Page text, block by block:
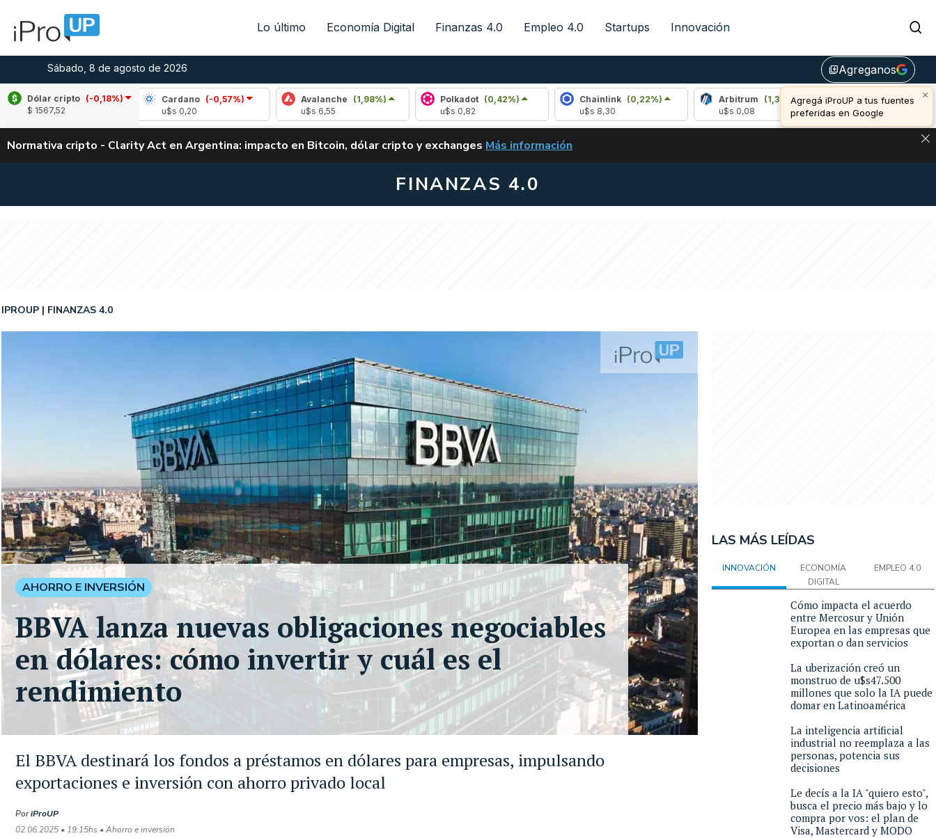
Lo último Economía Digital Finanzas 4.0 Empleo 4.0 Startups Innovación
Sábado, 8 de agosto de 2026 library_addAgreganos
×
Agregá iProUP a tus fuentes
preferidas en Google
Dólar cripto (-0,18%)
$ 1567,52
(0,15%)
Cardano
(-0,57%)
u$s 0,20
Avalanche (1,98%)
u$s 6,55
Polkadot (0,42%)
u$s 0,82
Chainlink (0,22%)
u$s 8,30
Arbitrum (1,39%)
u$s 0,08
Bitcoin
(0,13%)
u$s 64.990,00
Normativa cripto - Clarity Act en Argentina: impacto en Bitcoin, dólar cripto y exchanges CLARITY ACT EN ARGENTINA: IMPACTO EN BITCOIN, DÓLAR CRIPTO Y EXCHANGES
Más información
FINANZAS 4.0
El BBVA destinará los fondos a préstamos en dólares para empresas, impulsando
exportaciones e inversión con ahorro privado local
IPROUP FINANZAS 4.0
PoriProUP
02.06.2025 • 19:15hs • Ahorro e inversión
AHORRO E INVERSIÓN
BBVA lanza nuevas obligaciones negociables
en dólares: cómo invertir y cuál es el
rendimiento
LAS MÁS LEÍDAS
INNOVACIÓN
ECONOMÍA
DIGITAL
EMPLEO 4.0
Cómo impacta el acuerdo
entre Mercosur y Unión
Europea en las empresas que
exportan o dan servicios
La uberización creó un
monstruo de u$s47.500
millones que solo la IA puede
domar en Latinoamérica
La inteligencia artificial
industrial no reemplaza a las
personas, potencia sus
decisiones
Le decís a la IA "quiero esto",
busca el precio más bajo y lo
compra por vos: el plan de
Visa, Mastercard y MODO